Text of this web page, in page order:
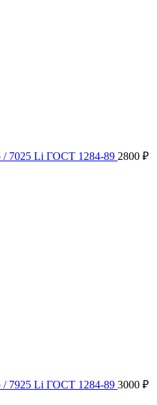
/ 7025 Li ГОСТ 1284-89 2800 ₽
/ 7925 Li ГОСТ 1284-89 3000 ₽